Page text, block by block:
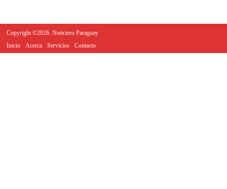
Copyright ©2026. Noticiero Paraguay
Inicio
Acerca Servicios Contacto